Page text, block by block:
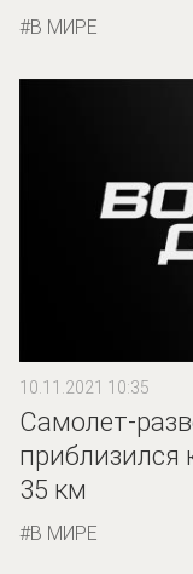
В МИРЕ
10.11.2021 10:35
Самолет-
приблизился
35 км
В МИРЕ